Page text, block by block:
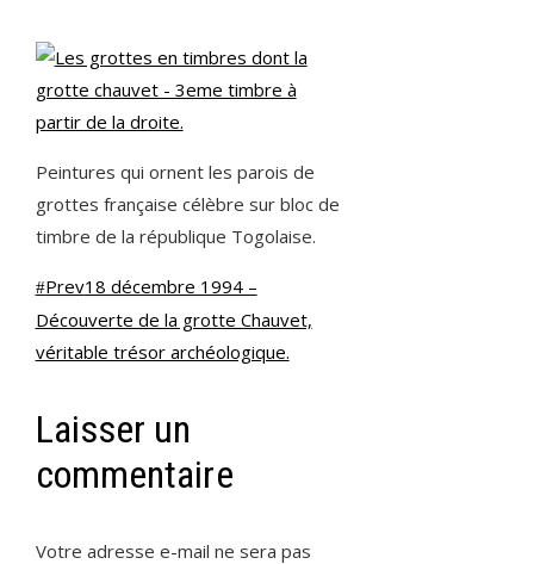
Peintures qui ornent les parois de
grottes française célèbre sur bloc de
timbre de la république Togolaise.
Prev18 décembre 1994 –
Découverte de la grotte Chauvet,
véritable trésor archéologique.
Laisser un
commentaire
Votre adresse e-mail ne sera pas